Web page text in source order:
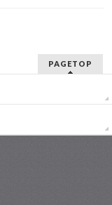
PAGETOP